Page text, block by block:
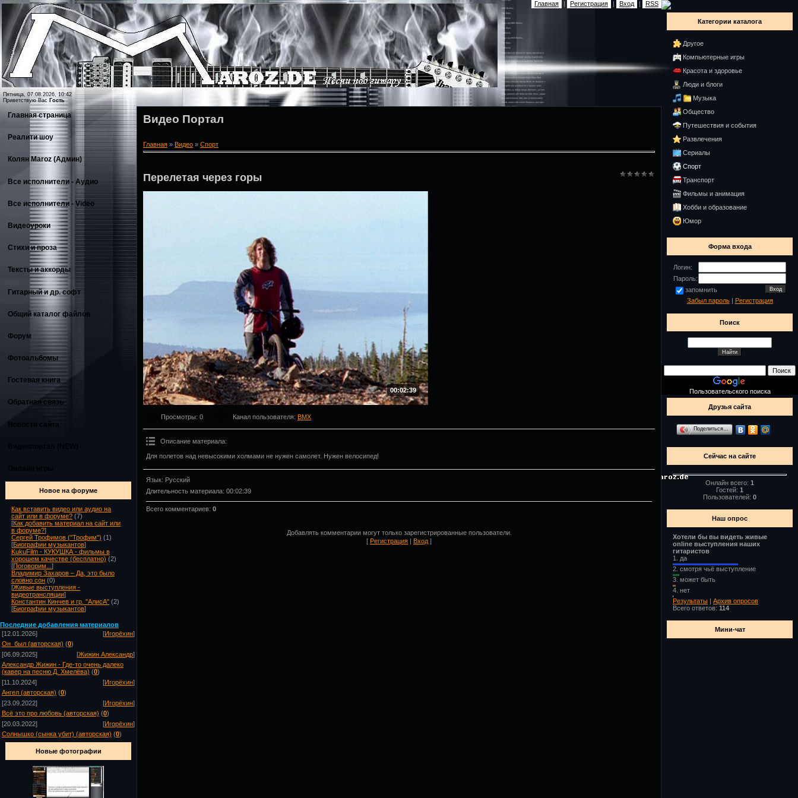
Главная | Регистрация | Вход | RSS
Пятница, 07.08.2026, 10:42
Приветствую Вас Гость
Главная страница
Реалити шоу
Колян Maroz (Админ)
Все исполнители - Аудио
Все исполнители - Video
Видеоуроки
Стихи и проза
Тексты и аккорды
Гитарный и др. софт
Общий каталог файлов
Форум
Фотоальбомы
Гостевая книга
Обратная связь
Новости сайта
Новое на форуме
Как вставить видео или аудио на
сайт или в форуме? (7)
[Как добавить материал на сайт или
в форуме?]
Сергей Трофимов ("Трофим") (1)
[Биографии музыкантов]
KukuFilm - КУКУШКА - фильмы в
хорошем качестве (бесплатно) (2)
[Поговорим... ]
Владимир Захаров – Да, это было
словно сон (0)
[Живые выступления -
видеотрансляции]
Константин Кинчев и гр. "АлисА" (2)
[Биографии музыкантов]
Последние добавления материалов
[12.01.2026]
[Игорёхин]
Он_был (авторская) (0)
[06.09.2025]
[Жижин Александр]
Александр Жижин - Где-то очень далеко
(кавер на песню Д. Хмелёва) (0)
[11.10.2024]
[Игорёхин]
Ангел (авторская) (0)
[23.09.2022]
[Игорёхин]
Всё это про любовь (авторская) (0)
[20.03.2022]
[Игорёхин]
Солнышко (сынка убит) (авторская) (0)
Новые фотографии
Видео Портал
Главная » Видео » Спорт
Перелетая через горы
00:02:39
Просмотры: 0 Канал пользователя: BMX
Описание материала:
Для полетов над невысокими холмами не нужен самолет. Нужен велосипед!
Язык: Русский
Длительность материала: 00:02:39
Всего комментариев: 0
Добавлять комментарии могут только зарегистрированные пользователи.
[ Регистрация | Вход ]
Категории каталога
Другое
Компьютерные игры
Красота и здоровье
Люди и блоги
Музыка
Общество
Путешествия и события
Развлечения
Сериалы
Спорт
Транспорт
Фильмы и анимация
Хобби и образование
Юмор
Форма входа
Логин:
Пароль:
запомнить
Забыл пароль| Регистрация
Поиск
Пользовательского поиска
Друзья сайта
Поделиться…
Сейчас на сайте
Онлайн всего: 1
Гостей: 1
Пользователей: 0
Наш опрос
Хотели бы вы видеть живые
online выступления наших
гитаристов
1. да
2. смотря чьё выступление
3. может быть
4. нет
Результаты | Архив опросов
Всего ответов: 114
Мини-чат